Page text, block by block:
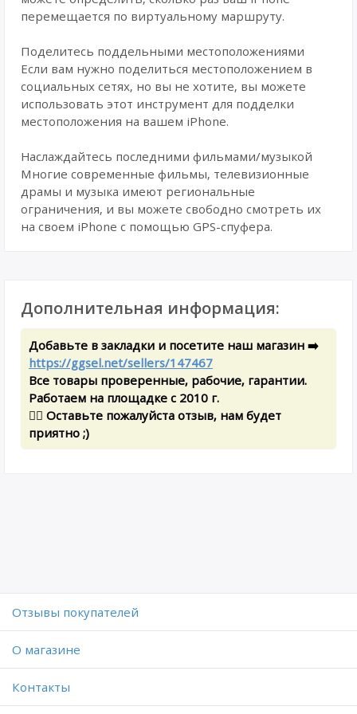
перемещается по виртуальному маршруту.
Поделитесь поддельными местоположениями
Если вам нужно поделиться местоположением в
социальных сетях, но вы не хотите, вы можете
использовать этот инструмент для подделки
местоположения на вашем iPhone.
Наслаждайтесь последними фильмами/музыкой
Многие современные фильмы, телевизионные
драмы и музыка имеют региональные
ограничения, и вы можете свободно смотреть их
на своем iPhone с помощью GPS-спуфера.
Дополнительная информация:
Добавьте в закладки и посетите наш магазин ➡️
https://ggsel.net/sellers/147467
Все товары проверенные, рабочие, гарантии.
Работаем на площадке с 2010 г.
✍🏻 Оставьте пожалуйста отзыв, нам будет
приятно ;)
Отзывы покупателей
O магазине
Контакты